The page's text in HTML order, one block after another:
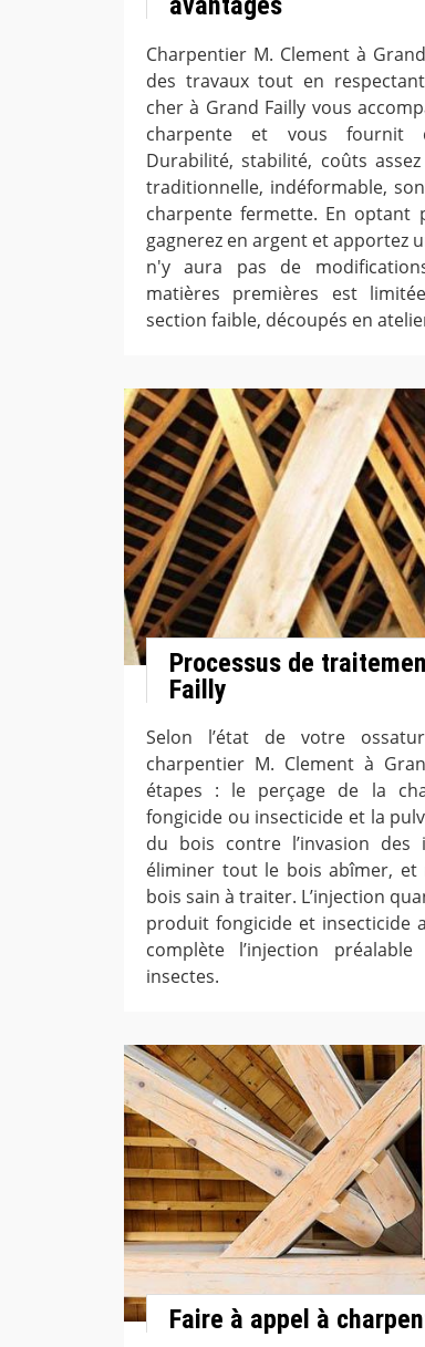
Charpentier M. Clement à
des travaux tout en
cher à Grand Failly vous
charpente et vous fournit
Durabilité, stabilité, coûts
traditionnelle, indéformable,
charpente fermette. En optant
gagnerez en argent et apportez
n'y aura pas de
matières premières est
section faible, découpés en
Processus de
Failly
Selon l’état de votre
charpentier M. Clement à
étapes : le perçage de la
fongicide ou insecticide et la
du bois contre l’invasion des
éliminer tout le bois abîmer,
bois sain à traiter. L’injection
produit fongicide et insecticide
complète l’injection
insectes.
Faire à appel à